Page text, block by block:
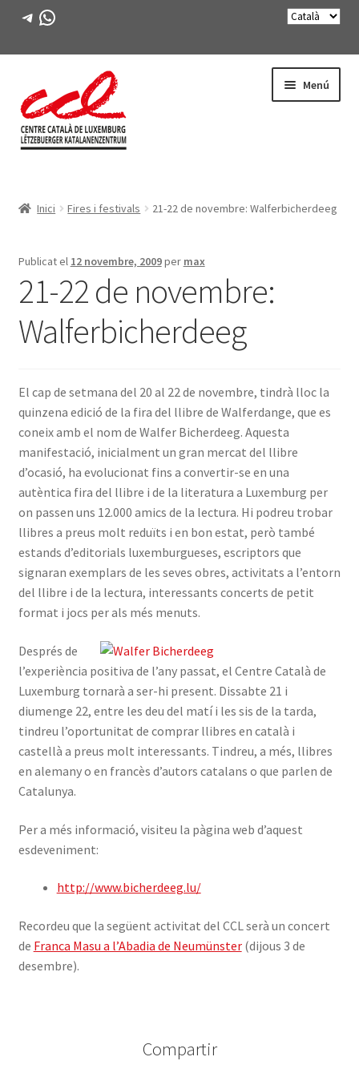
Telegram
WhatsApp
navegació
al
contingut
Menú
menú
ACTIVITATS
CURSOS
FES-TE SOCI
LLIBRE
INICIA SESSIÓ
Inici Fires i festivals 21-22 de novembre: Walferbicherdeeg
Publicat el 12 novembre, 2009per max
21-22 de novembre:
Walferbicherdeeg
El cap de setmana del 20 al 22 de novembre, tindrà lloc la
quinzena edició de la fira del llibre de Walferdange, que es
coneix amb el nom de Walfer Bicherdeeg. Aquesta
manifestació, inicialment un gran mercat del llibre
d’ocasió, ha evolucionat fins a convertir-se en una
autèntica fira del llibre i de la literatura a Luxemburg per
on passen uns 12.000 amics de la lectura. Hi podreu trobar
llibres a preus molt reduïts i en bon estat, però també
estands d’editorials luxemburgueses, escriptors que
signaran exemplars de les seves obres, activitats a l’entorn
del llibre i de la lectura, interessants concerts de petit
format i jocs per als més menuts.
Després de
l’experiència positiva de l’any passat, el Centre Català de
Luxemburg tornarà a ser-hi present. Dissabte 21 i
diumenge 22, entre les deu del matí i les sis de la tarda,
tindreu l’oportunitat de comprar llibres en català i
castellà a preus molt interessants. Tindreu, a més, llibres
en alemany o en francès d’autors catalans o que parlen de
Catalunya.
Per a més informació, visiteu la pàgina web d’aquest
esdeveniment:
http://www.bicherdeeg.lu/
Recordeu que la següent activitat del CCL serà un concert
de Franca Masu a l’Abadia de Neumünster(dijous 3 de
desembre).
Compartir